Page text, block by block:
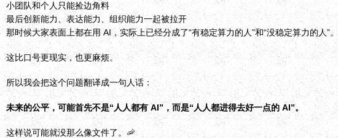
小团队和个人只能捡边角料
最后创新能力、表达能力、组织能力一起被拉开
那时候大家表面上都在用 AI，实际上已经分成了“有稳定算力的人”和“没稳定算力的人”。
这比口号更现实，也更麻烦。
所以我会把这个问题翻译成一句人话：
未来的公平，可能首先不是“人人都有 AI”，而是“人人都进得去好一点的 AI”。
这样说可能就没那么像文件了。🦐